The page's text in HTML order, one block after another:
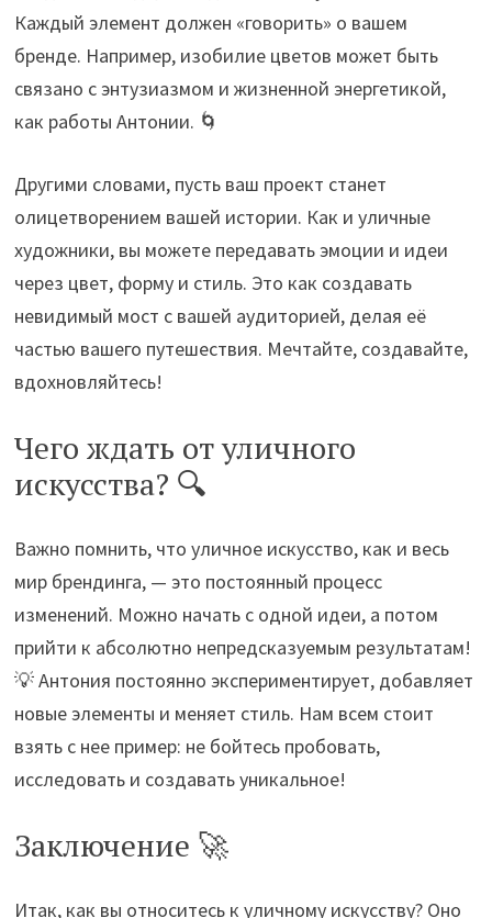
Каждый элемент должен «говорить» о вашем
бренде. Например, изобилие цветов может быть
связано с энтузиазмом и жизненной энергетикой,
как работы Антонии. 🌀
Другими словами, пусть ваш проект станет
олицетворением вашей истории. Как и уличные
художники, вы можете передавать эмоции и идеи
через цвет, форму и стиль. Это как создавать
невидимый мост с вашей аудиторией, делая её
частью вашего путешествия. Мечтайте, создавайте,
вдохновляйтесь!
Чего ждать от уличного
искусства? 🔍
Важно помнить, что уличное искусство, как и весь
мир брендинга, — это постоянный процесс
изменений. Можно начать с одной идеи, а потом
прийти к абсолютно непредсказуемым результатам!
💡 Антония постоянно экспериментирует, добавляет
новые элементы и меняет стиль. Нам всем стоит
взять с нее пример: не бойтесь пробовать,
исследовать и создавать уникальное!
Заключение 🚀
Итак, как вы относитесь к уличному искусству? Оно